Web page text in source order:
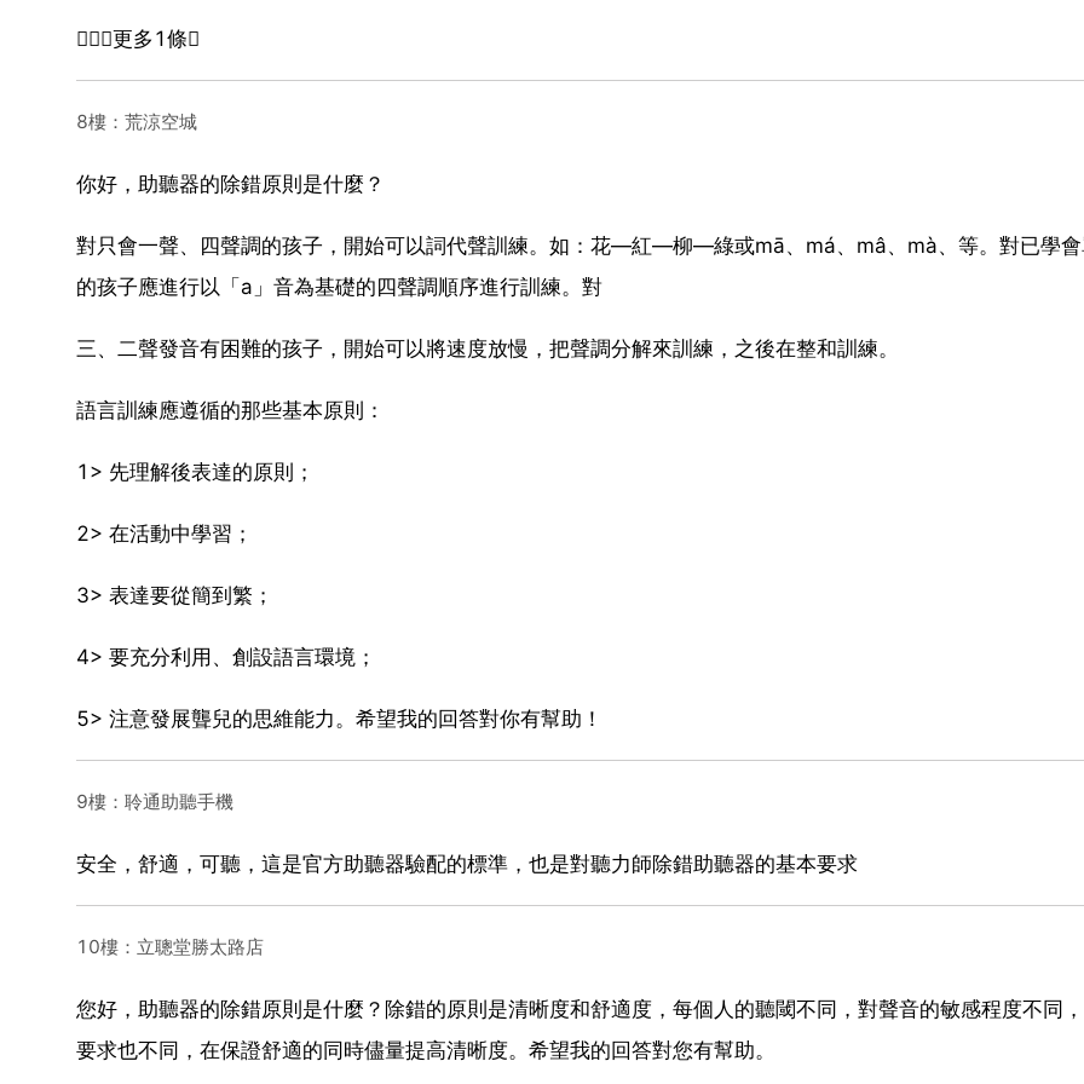
更多1條
8樓：荒涼空城
你好，助聽器的除錯原則是什麼？
對只會一聲、四聲調的孩子，開始可以詞代聲訓練。如：花—紅—柳—綠或mā、má、mâ、mà、等。對已學
的孩子應進行以「a」音為基礎的四聲調順序進行訓練。對
三、二聲發音有困難的孩子，開始可以將速度放慢，把聲調分解來訓練，之後在整和訓練。
語言訓練應遵循的那些基本原則：
1> 先理解後表達的原則；
2> 在活動中學習；
3> 表達要從簡到繁；
4> 要充分利用、創設語言環境；
5> 注意發展聾兒的思維能力。希望我的回答對你有幫助！
9樓：聆通助聽手機
安全，舒適，可聽，這是官方助聽器驗配的標準，也是對聽力師除錯助聽器的基本要求
10樓：立聰堂勝太路店
您好，助聽器的除錯原則是什麼？除錯的原則是清晰度和舒適度，每個人的聽閾不同，對聲音的敏感程度不同
要求也不同，在保證舒適的同時儘量提高清晰度。希望我的回答對您有幫助。